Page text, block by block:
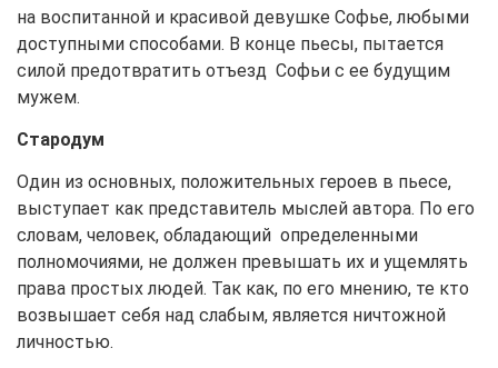
на воспитанной и красивой девушке Софье, любыми
доступными способами. В конце пьесы, пытается
силой предотвратить отъезд Софьи с ее будущим
мужем.
Стародум
Один из основных, положительных героев в пьесе,
выступает как представитель мыслей автора. По его
словам, человек, обладающий определенными
полномочиями, не должен превышать их и ущемлять
права простых людей. Так как, по его мнению, те кто
возвышает себя над слабым, является ничтожной
личностью.